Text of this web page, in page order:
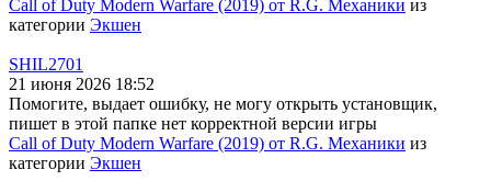
Call of Duty Modern Warfare (2019) от R.G. Механики из
категории Экшен
SHIL2701
21 июня 2026 18:52
Помогите, выдает ошибку, не могу открыть установщик,
пишет в этой папке нет корректной версии игры
Call of Duty Modern Warfare (2019) от R.G. Механики из
категории Экшен